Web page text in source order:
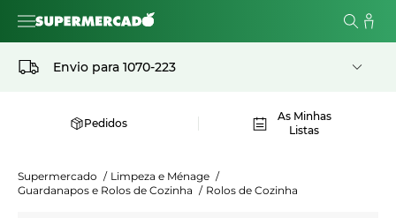
Envio para 1070-223
Pedidos
As Minhas
Listas
Supermercado / Limpeza e Ménage /
Guardanapos e Rolos de Cozinha / Rolos de Cozinha